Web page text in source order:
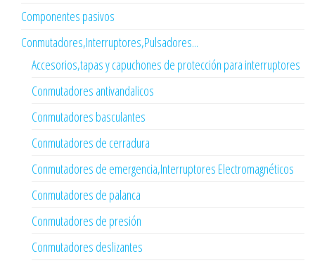
Componentes pasivos
Conmutadores,Interruptores,Pulsadores...
Accesorios,tapas y capuchones de protección para interruptores
Conmutadores antivandalicos
Conmutadores basculantes
Conmutadores de cerradura
Conmutadores de emergencia,Interruptores Electromagnéticos
Conmutadores de palanca
Conmutadores de presión
Conmutadores deslizantes